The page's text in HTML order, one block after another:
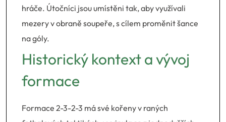
hráče. Útočníci jsou umístěni tak, aby využívali
mezery v obraně soupeře, s cílem proměnit šance
na góly.
Historický kontext a vývoj
formace
Formace 2-3-2-3 má své kořeny v raných